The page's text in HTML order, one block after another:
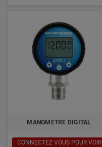
MANOMETRE DIGITAL
CONNECTEZ VOUS POUR VOIR